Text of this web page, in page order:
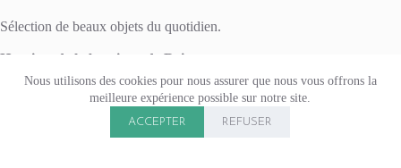
Nous utilisons des cookies pour nous assurer que nous vous offrons la
meilleure expérience possible sur notre site.
ACCEPTER REFUSER
Sélection de beaux objets du quotidien.
Horaires de la boutique de Reims :
Mardi, mercredi, vendredi : 10h - 13h / 14h30 - 19h
Jeudi : 14h30 - 19h
Samedi 10h - 13h / 14h - 19h
Boutique fermée le lundi & le dimanche.
15 rue Voltaire, à Reims